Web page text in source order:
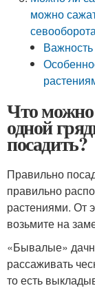
можно
Что можно
одной
посадить?
Правильно
правильно
растениями. От
возьмите на
«Бывалые»
рассаживать
то есть